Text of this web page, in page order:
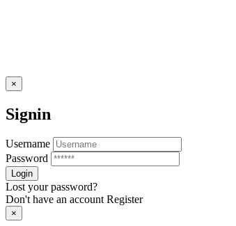
×
Signin
Username
Password
Lost your password?
Don't have an accountRegister
×